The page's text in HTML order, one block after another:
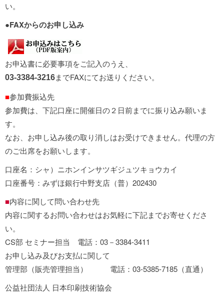
い。
●FAXからのお申し込み
お申込書に必要事項をご記入のうえ、
03-3384-3216までFAXにてお送りください。
■参加費振込先
参加費は、下記口座に開催日の２日前までに振り込み願いま
す。
なお、お申し込み後の取り消しはお受けできません。代理の方
のご出席をお願いします。
口座名：シャ）ニホンインサツギジュツキョウカイ
口座番号：みずほ銀行中野支店（普）202430
■内容に関して問い合わせ先
内容に関するお問い合わせはお気軽に下記までお寄せくださ
い。
CS部 セミナー担当 電話：03－3384-3411
お申し込み及びお支払に関して
管理部（販売管理担当） 電話：03-5385-7185（直通）
公益社団法人 日本印刷技術協会